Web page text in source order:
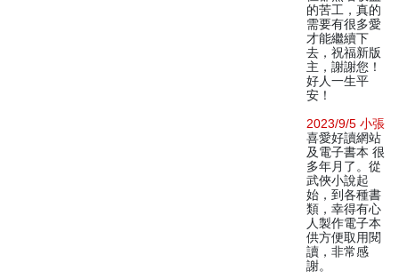
的苦工，真的
需要有很多愛
才能繼續下
去，祝福新版
主，謝謝您！
好人一生平
安！
2023/9/5 小張
喜愛好讀網站
及電子書本 很
多年月了。從
武俠小說起
始，到各種書
類，幸得有心
人製作電子本
供方便取用閱
讀，非常感
謝。